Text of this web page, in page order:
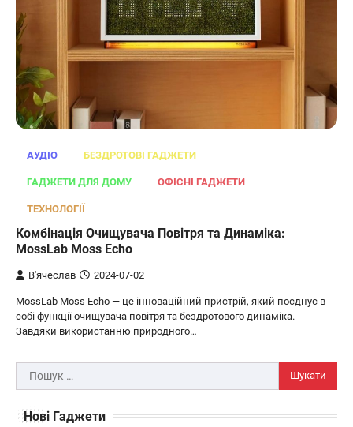
АУДІО БЕЗДРОТОВІ ГАДЖЕТИ
ГАДЖЕТИ ДЛЯ ДОМУ ОФІСНІ ГАДЖЕТИ
ТЕХНОЛОГІЇ
Комбінація Очищувача Повітря та Динаміка:
MossLab Moss Echo
В'ячеслав 2024-07-02
MossLab Moss Echo — це інноваційний пристрій, який поєднує в
собі функції очищувача повітря та бездротового динаміка.
Завдяки використанню природного…
Пошук:
Нові Гаджети
3
ОСВІТЛЕННЯ РОЗУМНИЙ ДІМ
В'ячеслав
AiDot Linkind — це розумні сонячні
освітлення вашого подвір'я, саду або…
ЗАРЯДНІ ПРИСТРОЇ
Joyroom JR-TCW02 на 65 Вт
В'ячеслав 2024-09-04
Joyroom JR-TCW02 — це універсальний